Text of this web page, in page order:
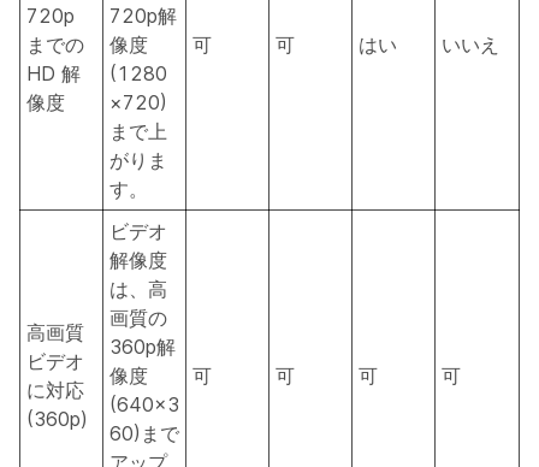
720p
までの
HD 解
像度
720p解
像度
(1280
×720)
まで上
がりま
す。
可 可 はい いいえ
高画質
ビデオ
に対応
(360p)
ビデオ
解像度
は、高
画質の
360p解
像度
(640×3
60)まで
アップ
可 可 可 可